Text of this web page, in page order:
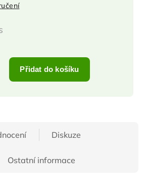
Přidat do košíku
Diskuze
Ostatní informace